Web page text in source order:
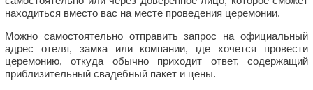
находиться вместо вас на месте проведения церемонии.
Можно самостоятельно отправить запрос на официальный
адрес отеля, замка или компании, где хочется провести
церемонию, откуда обычно приходит ответ, содержащий
приблизительный свадебный пакет и цены.